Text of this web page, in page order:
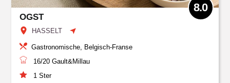
OGST
HASSELT
8.0
Gastronomische, Belgisch-Franse
16/20 Gault&Millau
1 Ster